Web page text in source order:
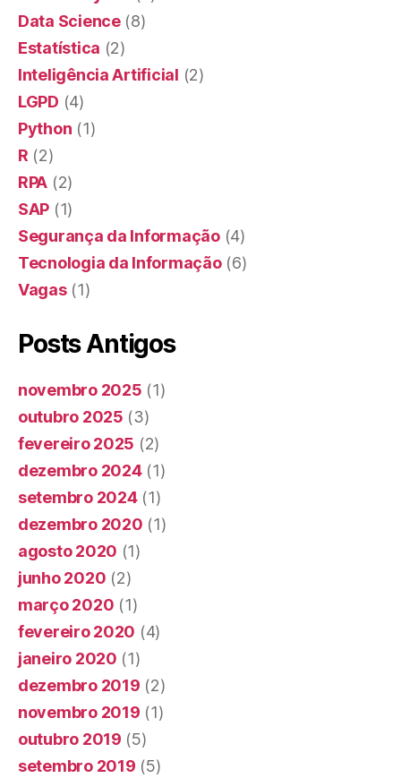
Data Science(8)
Estatística (2)
Inteligência Artificial (2)
LGPD (4)
Python (1)
R (2)
RPA (2)
SAP (1)
Segurança da Informação(4)
Tecnologia da Informação(6)
Vagas(1)
Posts Antigos
novembro 2025 (1)
outubro 2025 (3)
fevereiro 2025 (2)
dezembro 2024(1)
setembro 2024(1)
dezembro 2020 (1)
agosto 2020 (1)
junho 2020 (2)
março 2020 (1)
fevereiro 2020 (4)
janeiro 2020 (1)
dezembro 2019 (2)
novembro 2019 (1)
outubro 2019 (5)
setembro 2019 (5)